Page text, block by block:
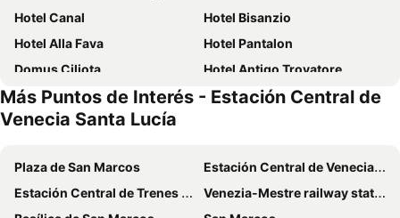
Hotel Canal
Hotel Bisanzio
Hotel Alla Fava
Hotel Pantalon
Domus Ciliota
Hotel Antigo Trovatore
Hotel Carlton On The Grand Canal
Hotel Airone
Hotel Canaletto
Hotel Diana
Hotel Feel Inn Venice Airport
Hotel Castello
MEININGER Venezia Mestre
Más Puntos de Interés - Estación Central de
Venecia Santa Lucía
Plaza de San Marcos
Estación Central de Venecia Santa Lucía
Estación Central de Trenes de Bolonia
Venezia-Mestre railway station